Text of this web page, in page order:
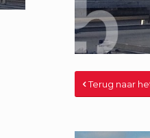
Terug naar